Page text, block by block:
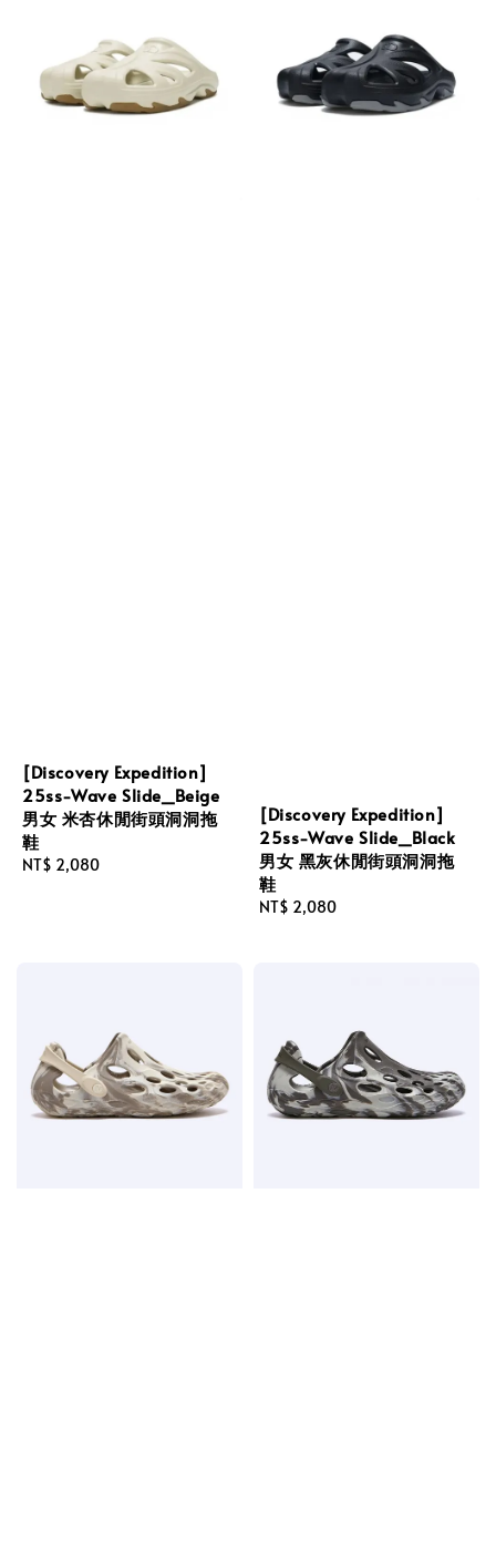
[Discovery Expedition]
25ss-Wave Slide_Beige
男女 米杏休閒街頭洞洞拖
鞋
Regular
NT$ 2,080
[Discovery Expedition]
25ss-Wave Slide_Black
男女 黑灰休閒街頭洞洞拖
鞋
Regular
NT$ 2,080